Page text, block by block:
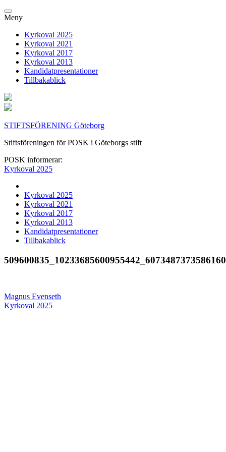
Meny
Kyrkoval 2025
Kyrkoval 2021
Kyrkoval 2017
Kyrkoval 2013
Kandidatpresentationer
Tillbakablick
STIFTSFÖRENING Göteborg
Stiftsföreningen för POSK i Göteborgs stift
POSK informerar:
Kyrkoval 2025
Kyrkoval 2025
Kyrkoval 2021
Kyrkoval 2017
Kyrkoval 2013
Kandidatpresentationer
Tillbakablick
Inläggsnavigering
Magnus Evenseth
Kyrkoval 2025